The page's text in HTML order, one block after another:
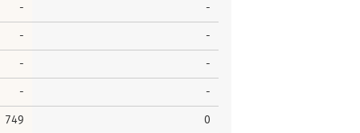
- -
- -
- -
- -
749 0